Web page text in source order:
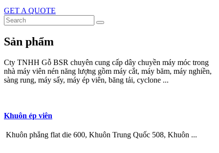
GET A QUOTE
Sản phẩm
Cty TNHH Gỗ BSR chuyên cung cấp dây chuyền máy móc trong
nhà máy viên nén năng lượng gồm máy cắt, máy băm, máy nghiền,
sàng rung, máy sấy, máy ép viên, băng tải, cyclone ...
Khuôn ép viên
Khuôn phẳng flat die 600, Khuôn Trung Quốc 508, Khuôn ...